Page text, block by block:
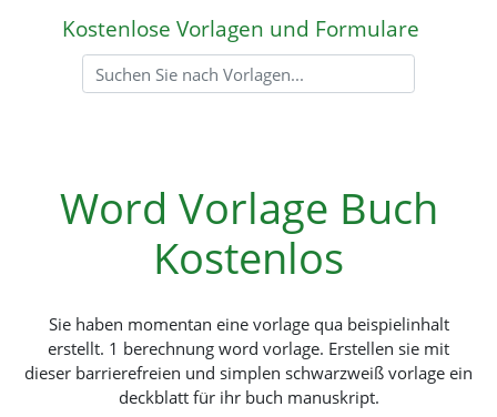
Kostenlose Vorlagen und Formulare
Word Vorlage Buch
Kostenlos
Sie haben momentan eine vorlage qua beispielinhalt
erstellt. 1 berechnung word vorlage. Erstellen sie mit
dieser barrierefreien und simplen schwarzweiß vorlage ein
deckblatt für ihr buch manuskript.